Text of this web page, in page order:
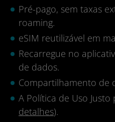
Pré-pago, sem taxas
roaming.
eSIM reutilizável em
Recarregue no
de dados.
Compartilhamento de
A Política de Uso
detalhes).